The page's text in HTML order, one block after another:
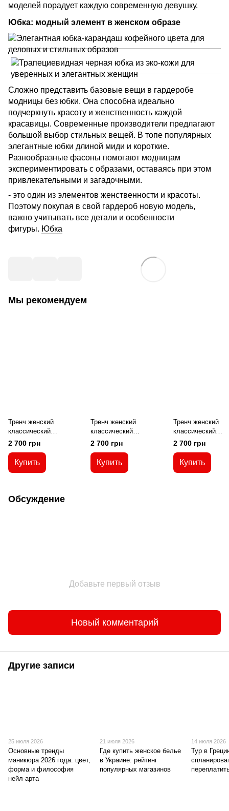
моделей порадует каждую современную девушку.
Юбка: модный элемент в женском образе
Сложно представить базовые вещи в гардеробе
модницы без юбки. Она способна идеально
подчеркнуть красоту и женственность каждой
красавицы. Современные производители предлагают
большой выбор стильных вещей. В топе популярных
элегантные юбки длиной миди и короткие.
Разнообразные фасоны помогают модницам
экспериментировать с образами, оставаясь при этом
привлекательными и загадочными.
- это один из элементов женственности и красоты.
Поэтому покупая в свой гардероб новую модель,
важно учитывать все детали и особенности
фигуры. Юбка
Мы рекомендуем
Тренч женский
классический
двубортный длинный с
2 700 грн
Купить
Тренч женский
классический
двубортный длинный с
2 700 грн
Купить
Тренч женский
классический
двубортный
2 700 грн
Купить
Обсуждение
Добавьте первый отзыв
Новый комментарий
Другие записи
25 июля 2026
Основные тренды
маникюра 2026 года: цвет,
форма и философия
нейл-арта
21 июля 2026
Где купить женское белье
в Украине: рейтинг
популярных магазинов
14 июля 2026
Тур в